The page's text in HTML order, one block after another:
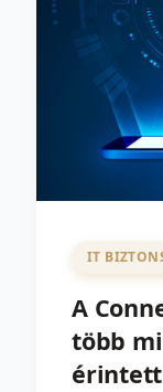
IT
A
több
érintett